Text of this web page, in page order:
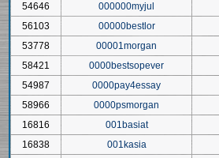
54646
000000myjul
56103
00000bestlor
53778
00001morgan
58421
0000bestsopever
54987
0000pay4essay
58966
0000psmorgan
16816
001basiat
16838
001kasia